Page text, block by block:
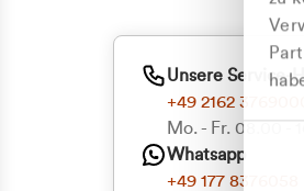
Unsere Service-
+49 2162 3769000
Mo. - Fr. 08.00 -
Whatsapp
+49 177 8376058